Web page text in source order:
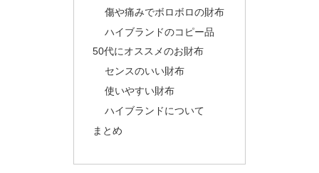
傷や痛みでボロボロの財布
ハイブランドのコピー品
50代にオススメのお財布
センスのいい財布
使いやすい財布
ハイブランドについて
まとめ